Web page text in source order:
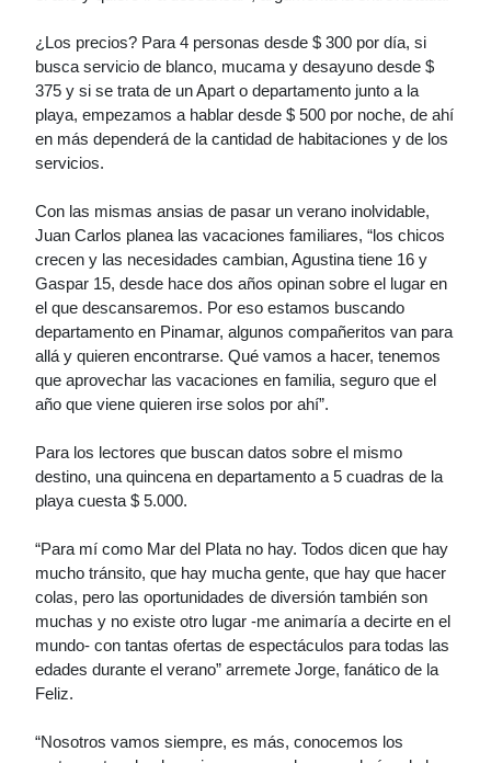
¿Los precios? Para 4 personas desde $ 300 por día, si
busca servicio de blanco, mucama y desayuno desde $
375 y si se trata de un Apart o departamento junto a la
playa, empezamos a hablar desde $ 500 por noche, de ahí
en más dependerá de la cantidad de habitaciones y de los
servicios.
Con las mismas ansias de pasar un verano inolvidable,
Juan Carlos planea las vacaciones familiares, “los chicos
crecen y las necesidades cambian, Agustina tiene 16 y
Gaspar 15, desde hace dos años opinan sobre el lugar en
el que descansaremos. Por eso estamos buscando
departamento en Pinamar, algunos compañeritos van para
allá y quieren encontrarse. Qué vamos a hacer, tenemos
que aprovechar las vacaciones en familia, seguro que el
año que viene quieren irse solos por ahí”.
Para los lectores que buscan datos sobre el mismo
destino, una quincena en departamento a 5 cuadras de la
playa cuesta $ 5.000.
“Para mí como Mar del Plata no hay. Todos dicen que hay
mucho tránsito, que hay mucha gente, que hay que hacer
colas, pero las oportunidades de diversión también son
muchas y no existe otro lugar -me animaría a decirte en el
mundo- con tantas ofertas de espectáculos para todas las
edades durante el verano” arremete Jorge, fanático de la
Feliz.
“Nosotros vamos siempre, es más, conocemos los